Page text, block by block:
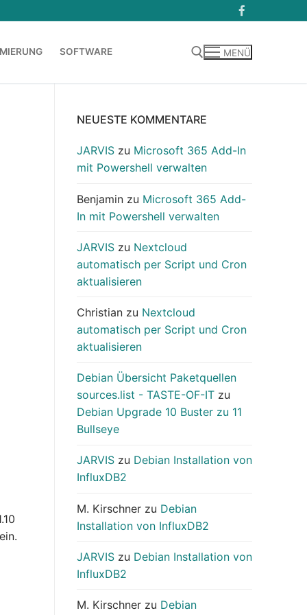
SOFTWARE MENÜ
NEUESTE KOMMENTARE
JARVIS zu Microsoft 365 Add-In
mit Powershell verwalten
Benjamin zu Microsoft 365 Add-
In mit Powershell verwalten
JARVIS zu Nextcloud
automatisch per Script und Cron
aktualisieren
Christian zu Nextcloud
automatisch per Script und Cron
aktualisieren
Debian Übersicht Paketquellen
sources.list - TASTE-OF-IT zu
Debian Upgrade 10 Buster zu 11
Bullseye
JARVIS zu Debian Installation von
InfluxDB2
M. Kirschner zu Debian
Installation von InfluxDB2
JARVIS zu Debian Installation von
InfluxDB2
M. Kirschner zu Debian